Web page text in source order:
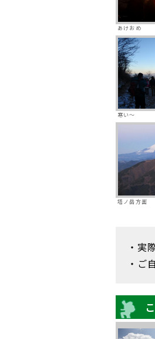
あけおめ
寒い～
塔ノ岳方面
・実
・ご